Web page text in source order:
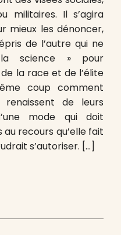
militaires. Il s’agira
mieux les dénoncer,
de l’autre qui ne
la science » pour
la race et de l’élite
coup comment
renaissent de leurs
mode qui doit
recours qu’elle fait
s’autoriser. […]